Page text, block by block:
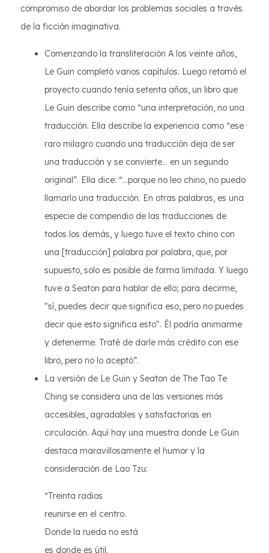
compromiso de abordar los problemas sociales a través
de la ficción imaginativa.
Comenzando la transliteración A los veinte años,
Le Guin completó varios capítulos. Luego retomó el
proyecto cuando tenía setenta años, un libro que
Le Guin describe como “una interpretación, no una
traducción. Ella describe la experiencia como “ese
raro milagro cuando una traducción deja de ser
una traducción y se convierte… en un segundo
original”. Ella dice: “...porque no leo chino, no puedo
llamarlo una traducción. En otras palabras, es una
especie de compendio de las traducciones de
todos los demás, y luego tuve el texto chino con
una [traducción] palabra por palabra, que, por
supuesto, solo es posible de forma limitada. Y luego
tuve a Seaton para hablar de ello; para decirme,
"sí, puedes decir que significa eso, pero no puedes
decir que esto significa esto". Él podría animarme
y detenerme. Traté de darle más crédito con ese
libro, pero no lo aceptó”.
La versión de Le Guin y Seaton de The Tao Te
Ching se considera una de las versiones más
accesibles, agradables y satisfactorias en
circulación. Aquí hay una muestra donde Le Guin
destaca maravillosamente el humor y la
consideración de Lao Tzu:
“Treinta radios
reunirse en el centro.
Donde la rueda no está
es donde es útil.